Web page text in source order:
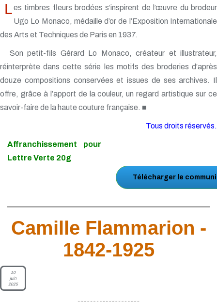
Les timbres fleurs brodées s’inspirent de l’œuvre du brodeur
Ugo Lo Monaco, médaille d’or de l’Exposition Internationale
des Arts et Techniques de Paris en 1937.
Son petit-fils Gérard Lo Monaco, créateur et illustrateur,
réinterprète dans cette série les motifs des broderies d’après
douze compositions conservées et issues de ses archives. Il
offre, grâce à l’apport de la couleur, un regard artistique sur ce
savoir-faire de la haute couture française. ■
Tous droits réservés.
Affranchissement pour
Lettre Verte 20g
Télécharger le
Camille Flammarion -
1842-1925
10
juin
2025